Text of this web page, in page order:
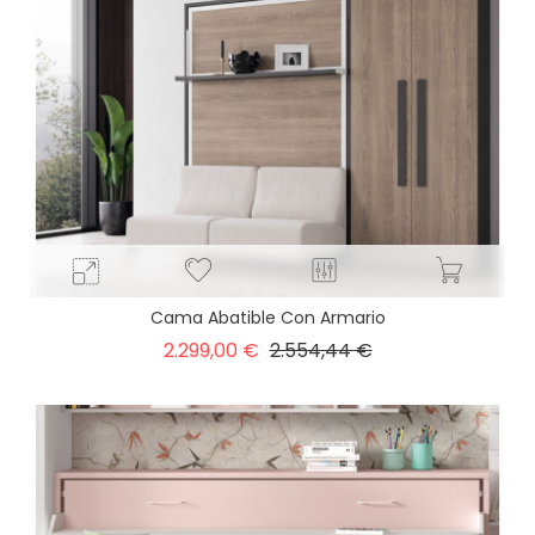
Cama Abatible Con Armario
2.299,00 € Precio
2.554,44 €Precio